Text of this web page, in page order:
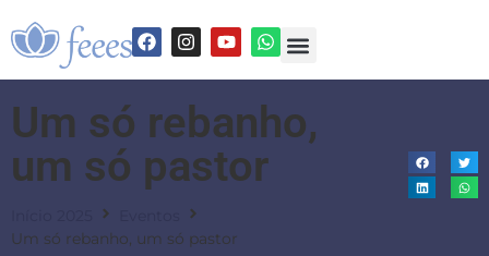
Um só rebanho,
um só pastor
Um só rebanho, um só pastor